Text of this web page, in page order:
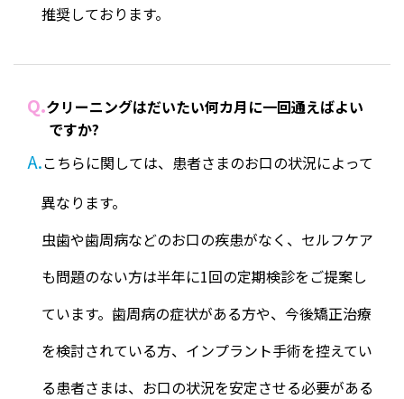
推奨しております。
Q.クリーニングはだいたい何カ月に一回通えばよい
ですか?
A.こちらに関しては、患者さまのお口の状況によって
異なります。
虫歯や歯周病などのお口の疾患がなく、セルフケア
も問題のない方は半年に1回の定期検診をご提案し
ています。歯周病の症状がある方や、今後矯正治療
を検討されている方、インプラント手術を控えてい
る患者さまは、お口の状況を安定させる必要がある